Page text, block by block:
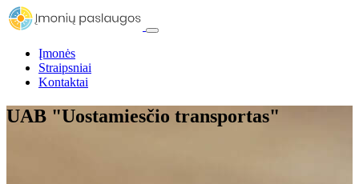
Įmonės
Straipsniai
Kontaktai
UAB "Uostamiesčio transportas"